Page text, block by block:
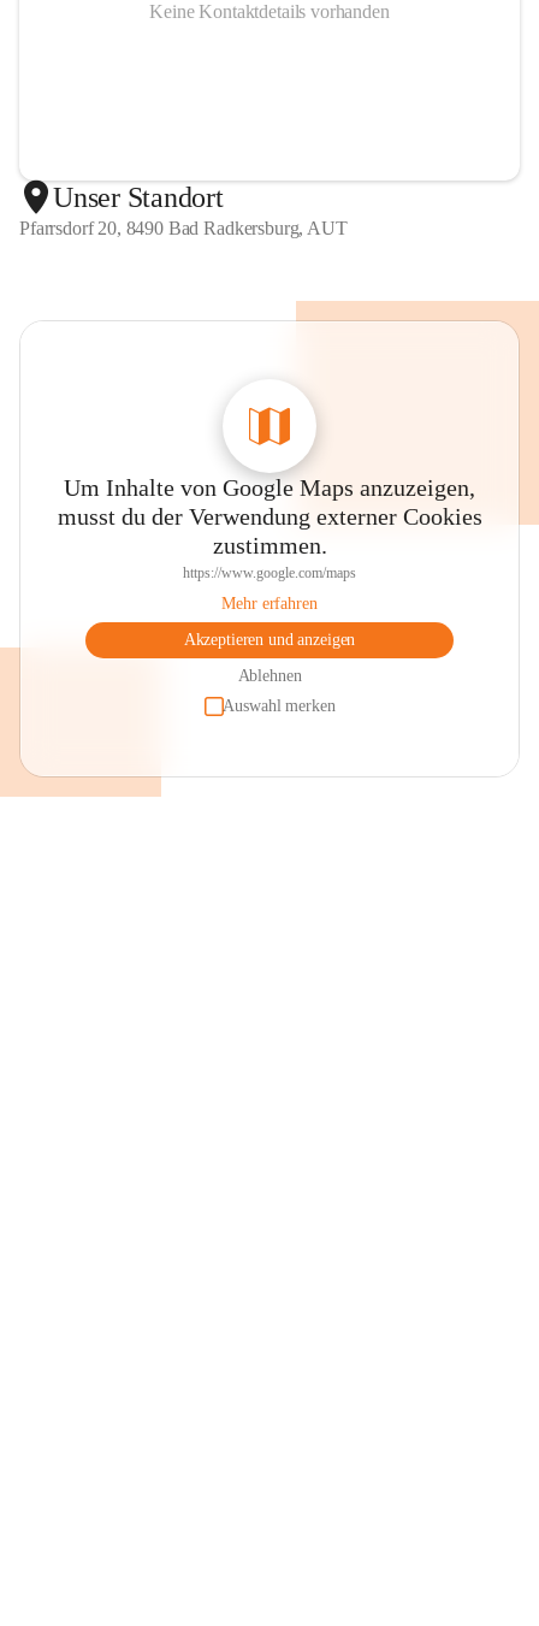
Keine Kontaktdetails vorhanden
Unser Standort
Pfarrsdorf 20, 8490 Bad Radkersburg, AUT
Um Inhalte von Google Maps anzuzeigen,
musst du der Verwendung externer Cookies
zustimmen.
https://www.google.com/maps
Mehr erfahren
Akzeptieren und anzeigen
Ablehnen
Auswahl merken